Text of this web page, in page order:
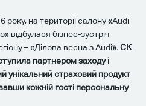
на території салону «Audi
відбулася бізнес-зустріч
– «Ділова весна з Audi». СК
партнером заходу і
унікальний страховий продукт
кожній гості персональну